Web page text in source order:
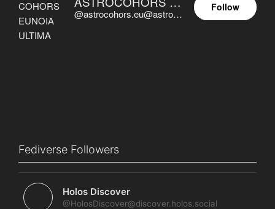
@astrocohors.eu@astrocohors.eu
Follow
Fediverse Followers
Holos Discover
@HolosDiscover@discover.holos.social